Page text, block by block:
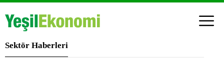
Sektör Haberleri